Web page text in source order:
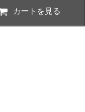
カートを見る